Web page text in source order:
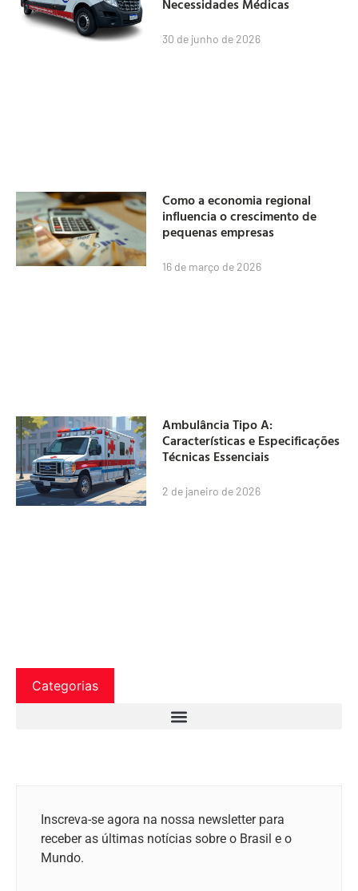
Necessidades Médicas
30 de junho de 2026
Como a economia regional
influencia o crescimento de
pequenas empresas
16 de março de 2026
Ambulância Tipo A:
Características e Especificações
Técnicas Essenciais
2 de janeiro de 2026
Categorias
Inscreva-se agora na nossa newsletter para
receber as últimas notícias sobre o Brasil e o
Mundo.